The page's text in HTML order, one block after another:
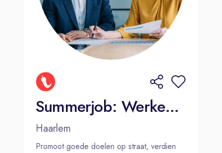
Summerjob: Werken wanneer jij wilt (€150-€250 per dag)
Haarlem
Promoot goede doelen op straat, verdien